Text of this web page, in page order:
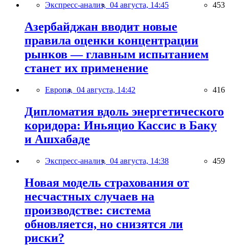
Экспресс-анализ, 04 августа, 14:45 453
Азербайджан вводит новые
правила оценки концентрации
рынков — главным испытанием
станет их применение
Европа, 04 августа, 14:42 416
Дипломатия вдоль энергетического
коридора: Иньяцио Кассис в Баку
и Ашхабаде
Экспресс-анализ, 04 августа, 14:38 459
Новая модель страхования от
несчастных случаев на
производстве: система
обновляется, но снизятся ли
риски?